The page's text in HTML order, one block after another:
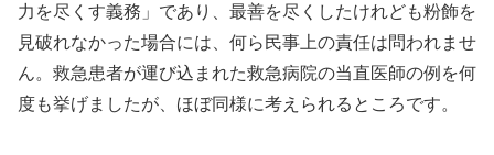
力を尽くす義務」であり、最善を尽くしたけれども粉飾を
見破れなかった場合には、何ら民事上の責任は問われませ
ん。救急患者が運び込まれた救急病院の当直医師の例を何
度も挙げましたが、ほぼ同様に考えられるところです。